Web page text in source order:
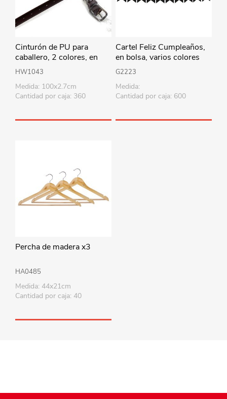
Cinturón de PU para
caballero, 2 colores, en
bolsa
HW1043
Medida: 100x2.7cm
Cantidad por caja: 360
Cartel Feliz Cumpleaños,
en bolsa, varios colores
G2223
Medida:
Cantidad por caja: 600
Percha de madera x3
HA0485
Medida: 44x21cm
Cantidad por caja: 40